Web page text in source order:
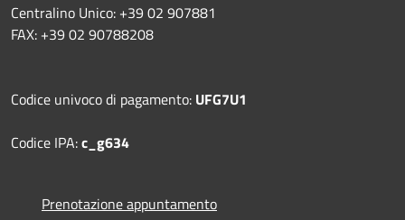
Centralino Unico: +39 02 907881
FAX: +39 02 90788208
Codice univoco di pagamento: UFG7U1
Codice IPA:c_g634
Prenotazione appuntamento